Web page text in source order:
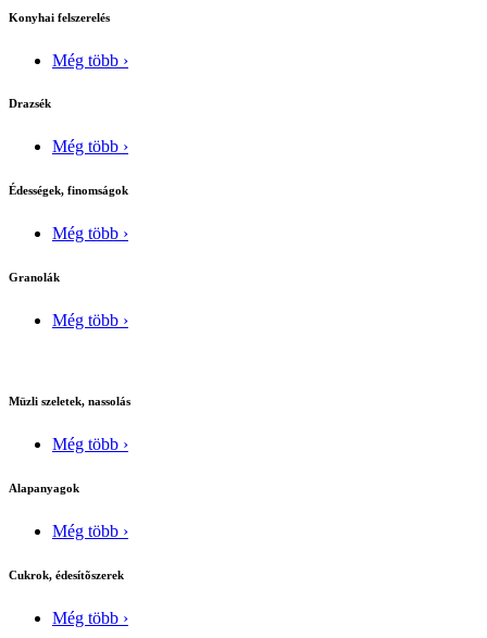
Konyhai felszerelés
Még több ›
Drazsék
Még több ›
Édességek, finomságok
Még több ›
Granolák
Még több ›
Müzli szeletek, nassolás
Még több ›
Alapanyagok
Még több ›
Cukrok, édesítõszerek
Még több ›